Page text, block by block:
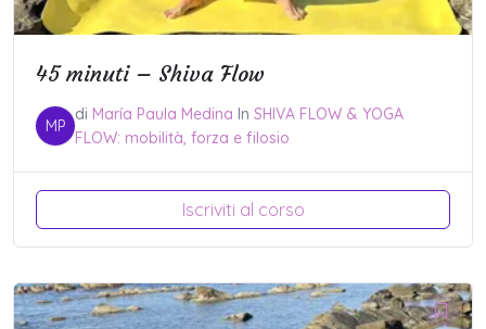
45 minuti – Shiva Flow
MP
di María Paula Medina In SHIVA FLOW & YOGA
FLOW: mobilità, forza e filosio
Iscriviti al corso